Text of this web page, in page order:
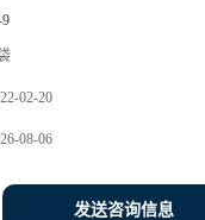
02-20
08-06
发送咨询信息